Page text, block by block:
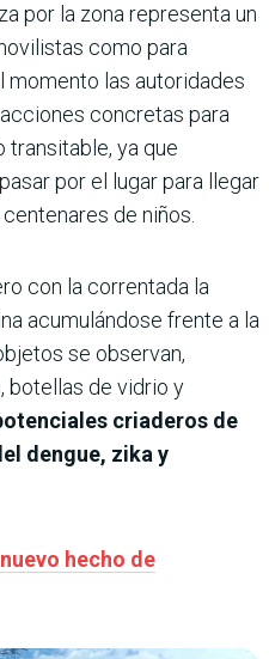
por la zona representa un
como para
momento las autoridades
concretas para
transitable, ya que
por el lugar para llegar
de niños.
con la correntada la
acumulándose frente a la
se observan,
botellas de vidrio y
criaderos de
dengue, zika y
hecho de